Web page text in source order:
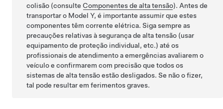
colisão (consulte Componentes de alta tensão). Antes de
transportar o Model Y, é importante assumir que estes
componentes têm corrente elétrica. Siga sempre as
precauções relativas à segurança de alta tensão (usar
equipamento de proteção individual, etc.) até os
profissionais de atendimento a emergências avaliarem o
veículo e confirmarem com precisão que todos os
sistemas de alta tensão estão desligados. Se não o fizer,
tal pode resultar em ferimentos graves.